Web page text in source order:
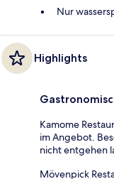
Nur
Highlights
Kamome
im Angebot.
nicht entgehen
Mövenpick